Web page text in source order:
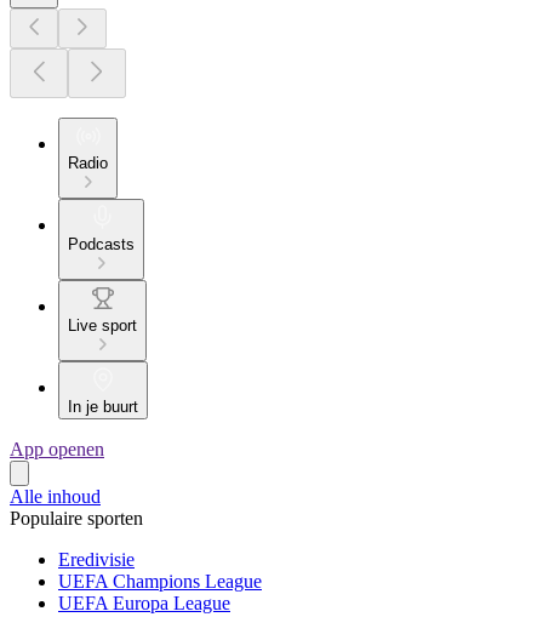
Radio
Podcasts
Live sport
In je buurt
App openen
Alle inhoud
Populaire sporten
Eredivisie
UEFA Champions League
UEFA Europa League